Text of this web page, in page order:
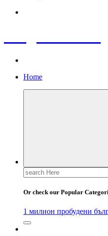
Home
Search
for:
Or check our Popular
1 милион пробудени